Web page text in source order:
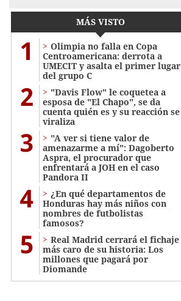
MÁS VISTO
1
Olimpia no falla en Copa
Centroamericana: derrota a
UMECIT y asalta el primer lugar
del grupo C
2
"Davis Flow" le coquetea a
esposa de "El Chapo", se da
cuenta quién es y su reacción se
viraliza
3
"A ver si tiene valor de
amenazarme a mí": Dagoberto
Aspra, el procurador que
enfrentará a JOH en el caso
Pandora II
4
¿En qué departamentos de
Honduras hay más niños con
nombres de futbolistas
famosos?
5
Real Madrid cerrará el fichaje
más caro de su historia: Los
millones que pagará por
Diomande